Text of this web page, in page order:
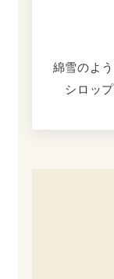
綿雪のよ
シロッ